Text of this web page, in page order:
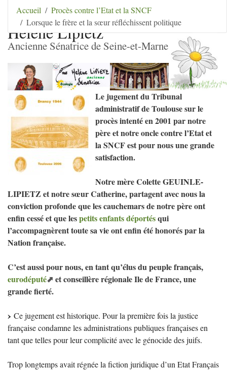
Aller au contenu Aller au menu |
Aller au menu
secondaire
Aller à la recherche
Hélène Lipietz
Ancienne Sénatrice de Seine-et-Marne
Accueil
Procès contre l’Etat et la SNCF
Lorsque le frère et la sœur réfléchissent politique
Le jugement du Tribunal
administratif de Toulouse sur le
procès intenté en 2001 par notre
père et notre oncle contre l’Etat et
laSNCFest pour nous une grande
satisfaction.
Notre mère ColetteGEUINLE-
LIPIETZ et notre sœur Catherine, partagent avec nous la
conviction profonde que les cauchemars de notre père ont
enfin cessé et que lespetits enfants déportésqui
l’accompagnèrent toute sa vie ont enfin été honorés par la
Nation française.
C’est aussi pour nous, en tant qu’élus du peuple français,
eurodéputé
et conseillère régionale Ile de France, une
grande fierté.
Ce jugement est historique. Pour la première fois la justice
française condamne les administrations publiques françaises en
tant que telles pour leur complicité avec le génocide des juifs.
Trop longtemps avait régnée la fiction juridique d’un Etat Français